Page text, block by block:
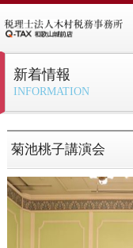
新着情報
INFORMATION
菊池桃子講演会